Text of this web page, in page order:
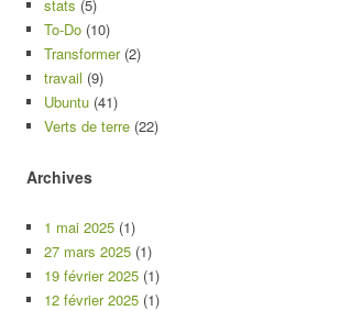
stats (5)
To-Do (10)
Transformer(2)
travail (9)
Ubuntu (41)
Verts de terre (22)
Archives
1 mai 2025 (1)
27 mars 2025 (1)
19 février 2025 (1)
12 février 2025 (1)